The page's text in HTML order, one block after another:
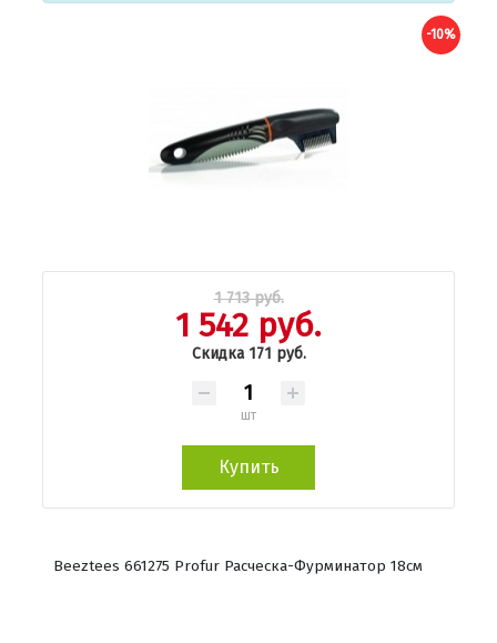
-10%
1 713 руб.
1 542 руб.
Скидка 171 руб.
шт
Купить
Beeztees 661275 Profur Расческа-Фурминатор 18см